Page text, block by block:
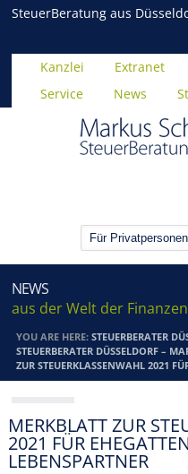
SteuerBeratung aus
Kanzlei Extranet
Service
News
NEWS
aus der Welt der
YOU ARE HERE:STEUERBERATER
STEUERBERATER DÜSSELDORF –
ZUR STEUERKLASSENWAHL 2021
MERKBLATT ZUR
2021 FÜR
LEBENSPARTNER